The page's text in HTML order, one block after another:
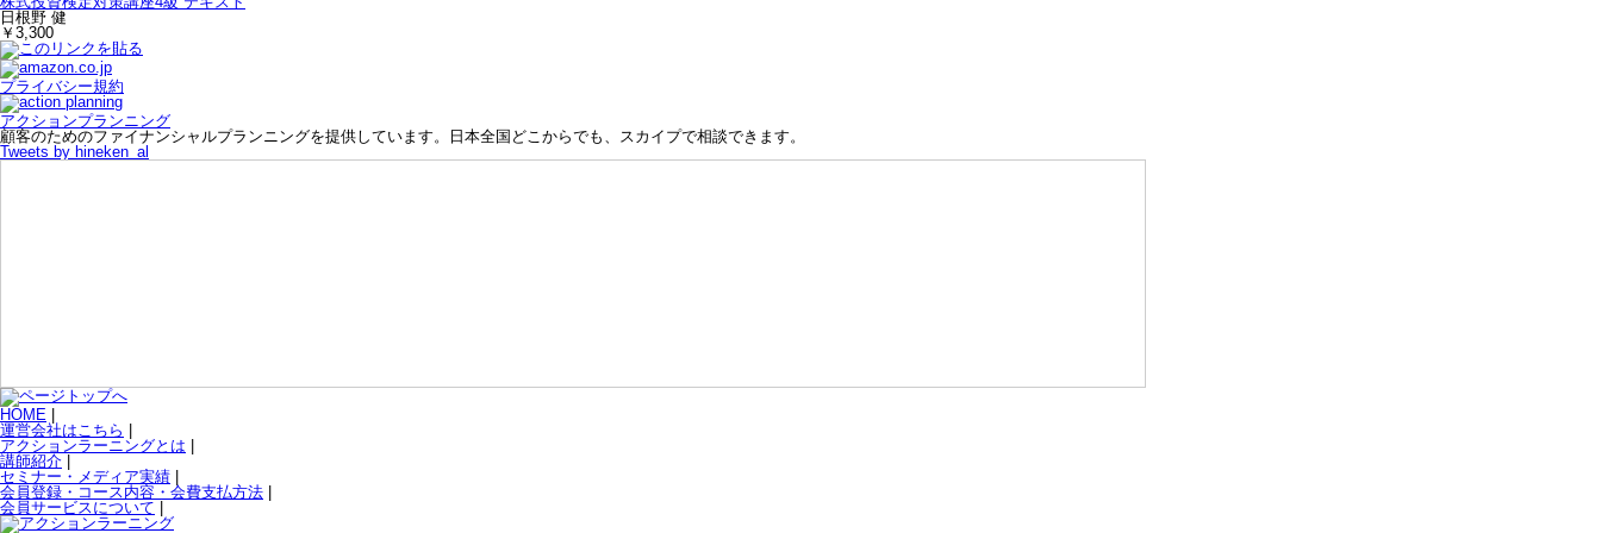
日根野 健
￥3,300
プライバシー規約
アクションプランニング
顧客のためのファイナンシャルプランニングを提供しています。日本全国どこからでも、スカイプで相談できます。
Tweets by hineken_al
HOME
運営会社はこちら
アクションラーニングとは
講師紹介
セミナー・メディア実績
会員登録・コース内容・会費支払方法
会員サービスについて